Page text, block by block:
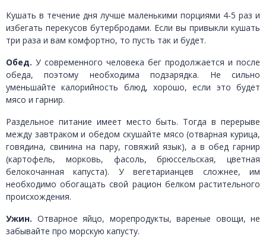
Кушать в течение дня лучше маленькими порциями 4-5 раз и
избегать перекусов бутербродами. Если вы привыкли кушать
три раза и вам комфортно, то пусть так и будет.
Обед. У современного человека бег продолжается и после
обеда, поэтому необходима подзарядка. Не сильно
уменьшайте калорийность блюд, хорошо, если это будет
мясо и гарнир.
Раздельное питание имеет место быть. Тогда в перерыве
между завтраком и обедом скушайте мясо (отварная курица,
говядина, свинина на пару, говяжий язык), а в обед гарнир
(картофель, морковь, фасоль, брюссельская, цветная
белокочанная капуста). У вегетарианцев сложнее, им
необходимо обогащать свой рацион белком растительного
происхождения.
Ужин. Отварное яйцо, морепродукты, вареные овощи, не
забывайте про морскую капусту.